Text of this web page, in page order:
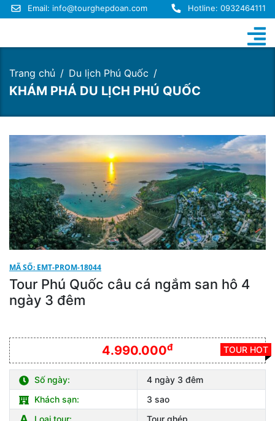
Email: info@tourghepdoan.com Hotline: 0932464111
Trang chủ Du lịch Phú Quốc
KHÁM PHÁ DU LỊCH PHÚ QUỐC
MÃ SỐ: EMT-PROM-18044
Tour Phú Quốc câu cá ngắm san hô 4
ngày 3 đêm
4.990.000đ TOUR HOT
Số ngày:
4 ngày 3 đêm
Khách sạn:
3 sao